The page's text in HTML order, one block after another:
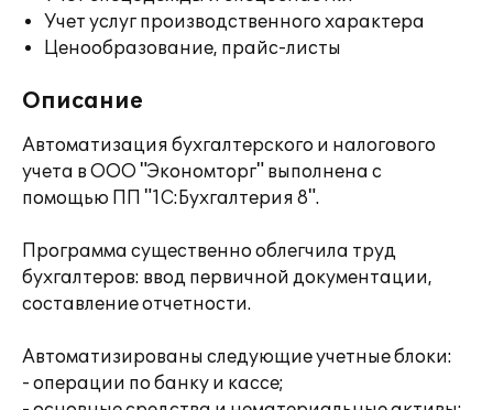
Учет услуг производственного характера
Ценообразование, прайс-листы
Описание
Автоматизация бухгалтерского и налогового
учета в ООО "Экономторг" выполнена с
помощью ПП "1С:Бухгалтерия 8".
Программа существенно облегчила труд
бухгалтеров: ввод первичной документации,
составление отчетности.
Автоматизированы следующие учетные блоки:
- операции по банку и кассе;